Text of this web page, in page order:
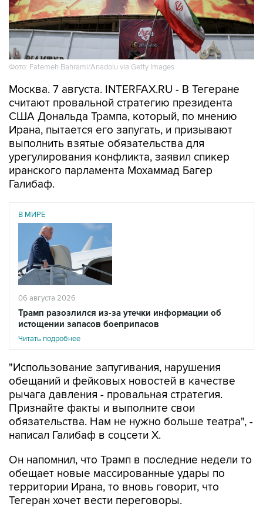
Фото: Fatemeh Bahrami/Anadolu via Getty Images
Москва. 7 августа. INTERFAX.RU - В Тегеране
считают провальной стратегию президента
США Дональда Трампа, который, по мнению
Ирана, пытается его запугать, и призывают
выполнить взятые обязательства для
урегулирования конфликта, заявил спикер
иранского парламента Мохаммад Багер
Галибаф.
В МИРЕ
06 августа 2026
Трамп разозлился из-за утечки информации об
истощении запасов боеприпасов
Читать подробнее
"Использование запугивания, нарушения
обещаний и фейковых новостей в качестве
рычага давления - провальная стратегия.
Признайте факты и выполните свои
обязательства. Нам не нужно больше театра", -
написал Галибаф в соцсети X.
Он напомнил, что Трамп в последние недели то
обещает новые массированные удары по
территории Ирана, то вновь говорит, что
Тегеран хочет вести переговоры.